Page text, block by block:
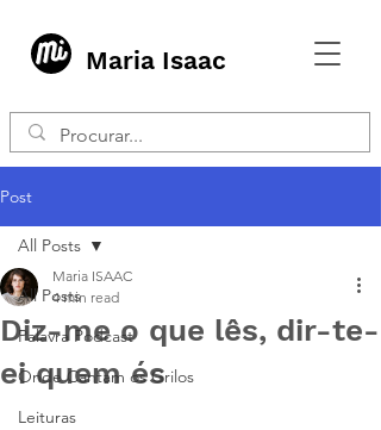
Maria Isaac
Post
All Posts
Palavra Podcast
Onde Cantam os Grilos
Leituras
All Posts
Diz-me o que lês, dir-te-
ei quem és
Maria ISAAC
4 min read